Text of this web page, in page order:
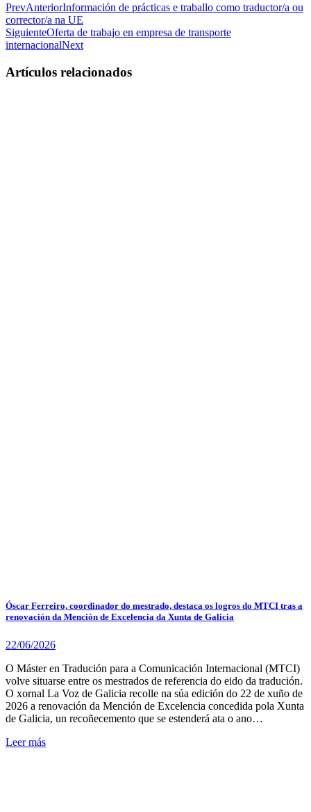
PrevAnteriorInformación de prácticas e traballo como traductor/a ou
corrector/a na UE
SiguienteOferta de trabajo en empresa de transporte
internacionalNext
Artículos relacionados
Óscar Ferreiro, coordinador do mestrado, destaca os logros do MTCI tras a
renovación da Mención de Excelencia da Xunta de Galicia
22/06/2026
O Máster en Tradución para a Comunicación Internacional (MTCI)
volve situarse entre os mestrados de referencia do eido da tradución.
O xornal La Voz de Galicia recolle na súa edición do 22 de xuño de
2026 a renovación da Mención de Excelencia concedida pola Xunta
de Galicia, un recoñecemento que se estenderá ata o ano…
Leer más